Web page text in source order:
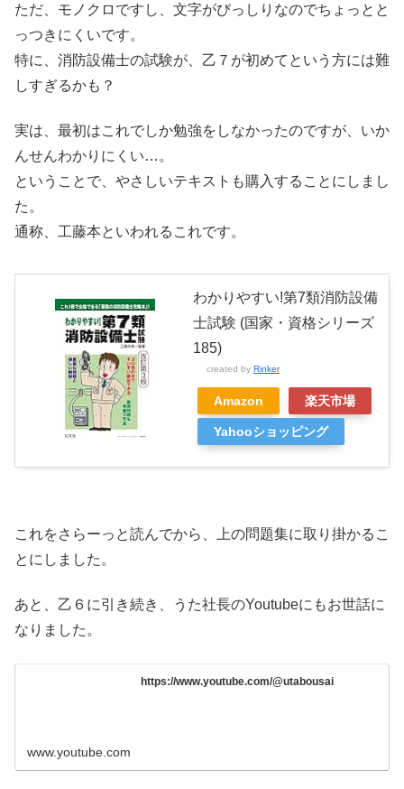
ただ、モノクロですし、文字がびっしりなのでちょっとと
っつきにくいです。
特に、消防設備士の試験が、乙７が初めてという方には難
しすぎるかも？
実は、最初はこれでしか勉強をしなかったのですが、いか
んせんわかりにくい…。
ということで、やさしいテキストも購入することにしまし
た。
通称、工藤本といわれるこれです。
わかりやすい!第7類消防設備
士試験 (国家・資格シリーズ
185)
created by Rinker
Amazon 楽天市場
Yahooショッピング
これをさらーっと読んでから、上の問題集に取り掛かるこ
とにしました。
あと、乙６に引き続き、うた社長のYoutubeにもお世話に
なりました。
https://www.youtube.com/@utabousai
www.youtube.com